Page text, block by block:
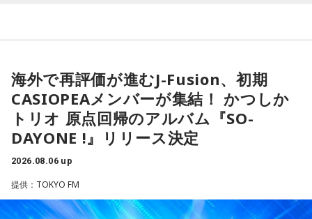
ね」
放送ではさらにドンの実態についての解説が続いた。
ちゃくちゃだし、早口で喋ったもんだから、ただただ引きつ
らせてしまいました」と当時を振り返り、苦笑いを見せまし
た。
ゴリさん
◆故郷・沖縄で味わう絶景とグルメ
きそうな日。義務で続けてきたことより、楽しくて夢中にな
れることを選ぶと流れが変わります。人と違っても大丈夫。
今夜にでも「本当はこう生きたい」を自由に書き出してみ
て。
【2位】双子座（ふたご座）
思いがけない誘いや情報が、次の展開を連れてくるかも！今
正解です。誰かとの会話から人生のヒントが見つかる予感
も。今日は気になる人に自分から連絡してみて。
海外で再評価が進むJ-Fusion、初期
CASIOPEAメンバーが集結！ かつしか
トリオ 原点回帰のアルバム『SO-
DAYONE !』リリース決定
2026.08.06 up
提供：TOKYO FM